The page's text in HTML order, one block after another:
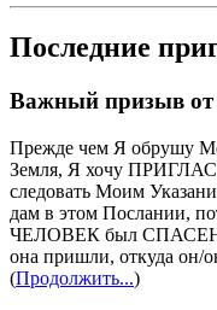
Последние
Важный призыв от
Прежде чем Я обрушу
Земля, Я хочу
следовать Моим
дам в этом Послании,
ЧЕЛОВЕК был СПАСЕН
она пришли, откуда он/
(Продолжить...)